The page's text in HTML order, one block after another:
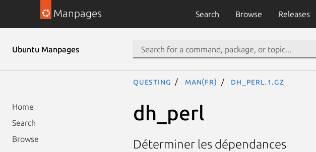
Manpages Search Browse Releases
Ubuntu Manpages
Home
Search
Browse
questing man(fr) dh_perl.1.gz
dh_perl
Déterminer les dépendances